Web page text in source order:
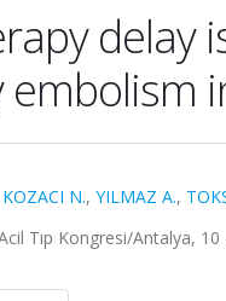
delay
KOZACI N., YILMAZ A.,
Tıp Kongresi/Antalya, 10